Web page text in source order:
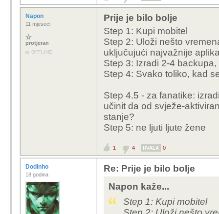
Napon
11 mjeseci
protjeran
OFFLINE
Prije je bilo bolje
Step 1: Kupi mobitel
Step 2: Uloži nešto
uključujući najvažnije
Step 3: Izradi 2-4
Step 4: Svako toliko, kad
Step 4.5 - za fanatike:
učinit da od svježe-
stanje?
Step 5: ne ljuti ljute žene
1 4 HVALA 0
Dodinho
18 godina
Re: Prije je bilo bolje
Napon kaže...
Step 1: Kupi mobitel